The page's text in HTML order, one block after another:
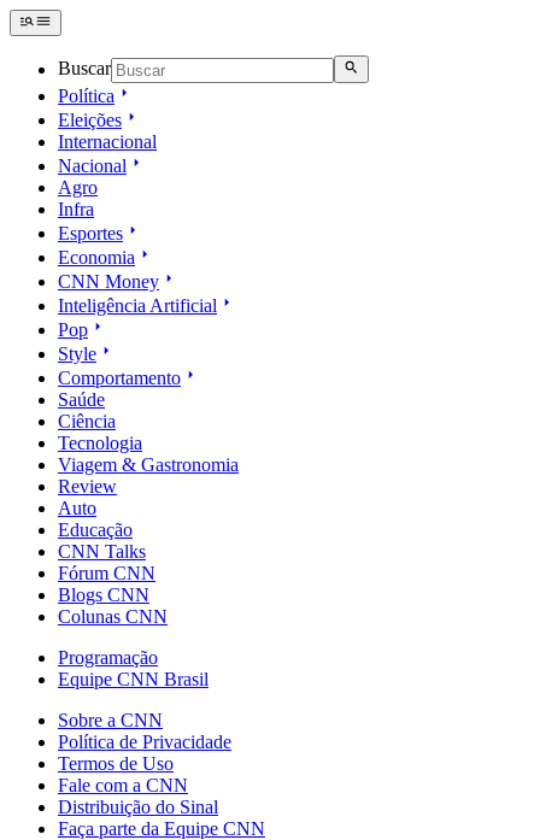
Buscar
Política
Eleições
Internacional
Nacional
Agro
Infra
Esportes
Economia
CNN Money
Inteligência Artificial
Pop
Style
Comportamento
Saúde
Ciência
Tecnologia
Viagem & Gastronomia
Review
Auto
Educação
CNN Talks
Fórum CNN
Blogs CNN
Colunas CNN
Programação
Equipe CNN Brasil
Sobre a CNN
Política de Privacidade
Termos de Uso
Fale com a CNN
Distribuição do Sinal
Faça parte da Equipe CNN